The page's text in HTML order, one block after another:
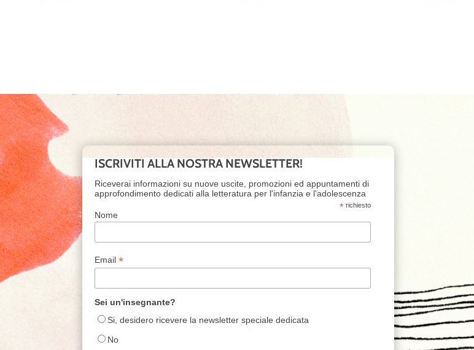
ISCRIVITI ALLA NOSTRA NEWSLETTER!
Riceverai informazioni su nuove uscite, promozioni ed appuntamenti di
approfondimento dedicati alla letteratura per l'infanzia e l'adolescenza
*richiesto
Nome
Email*
Sei un'insegnante?
Si, desidero ricevere la newsletter speciale dedicata
No